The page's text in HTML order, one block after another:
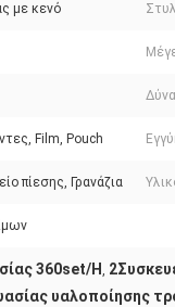
με κενό
Film, Pouch
πίεσης, Γρανάζια
360set/H ,
υαλοποίησης